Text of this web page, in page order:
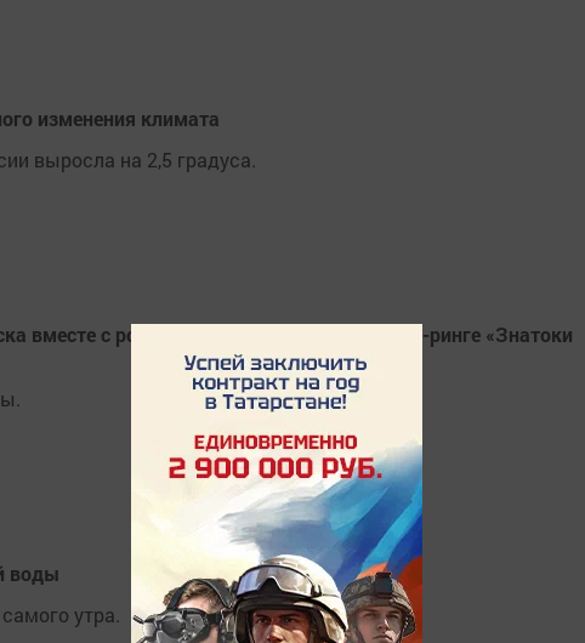
изменения климата
выросла на 2,5 градуса.
вместе с родителями участвовали в брейн-ринге «Знатоки
воды
утра.